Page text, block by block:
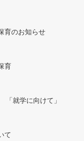
のお知らせ
育
就学に向けて」
て